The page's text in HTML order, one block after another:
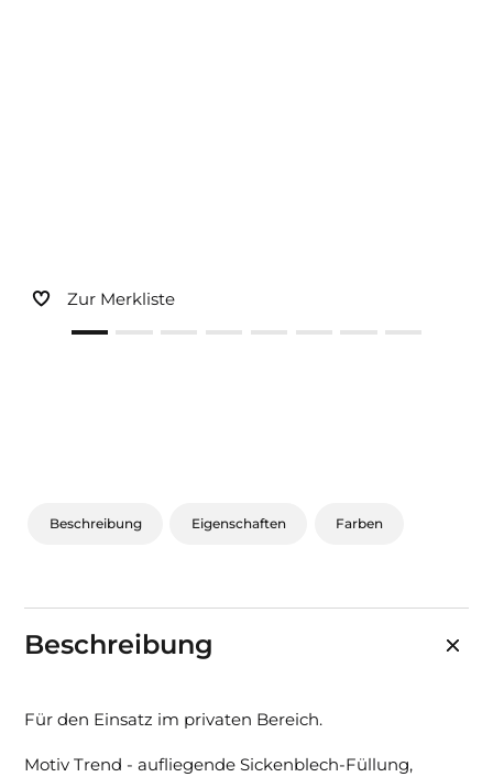
Zur Merkliste
Beschreibung Eigenschaften Farben
Beschreibung
Für den Einsatz im privaten Bereich.
Motiv Trend - aufliegende Sickenblech-Füllung,